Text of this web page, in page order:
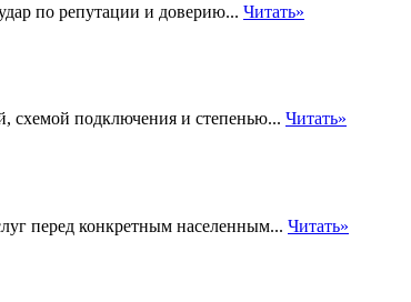
по репутации и доверию... Читать»
схемой подключения и степенью... Читать»
перед конкретным населенным... Читать»